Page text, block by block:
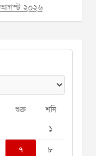
আগস্ট ২০২৬
শুক্র শনি
১
৭
৮